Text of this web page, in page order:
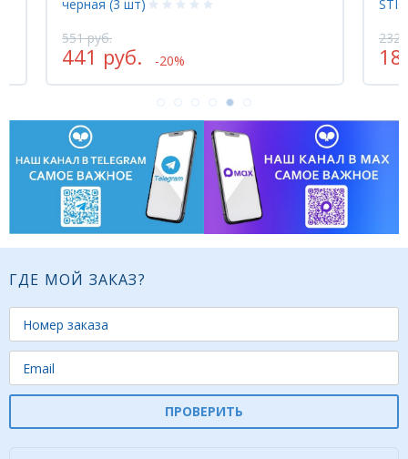
черная (3 шт)
551 руб.
441 руб. -20%
232
ГДЕ МОЙ ЗАКАЗ?
ПРОВЕРИТЬ